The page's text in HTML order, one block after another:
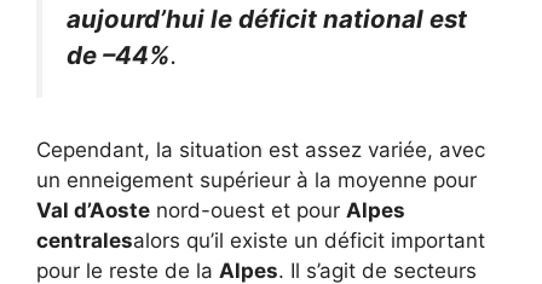
aujourd’hui le déficit national est
de –44%.
Cependant, la situation est assez variée, avec
un enneigement supérieur à la moyenne pour
Val d’Aoste nord-ouest et pour Alpes
centralesalors qu’il existe un déficit important
pour le reste de la Alpes. Il s’agit de secteurs